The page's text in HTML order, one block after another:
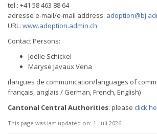
tel.: +41 58 463 88 64
adresse e-mail/e-mail address:
URL: www.adoption.admin.ch
Contact Persons:
Joëlle Schickel
Maryse Javaux Vena
(langues de communication/languages of
français, anglais / German, French, English)
Cantonal Central Authorities: please click
This page was last updated on: 1. Juli 2026